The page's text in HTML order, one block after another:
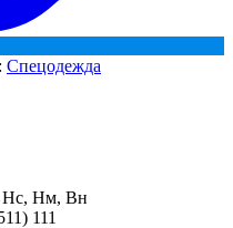
Спецодежда
Нс, Нм, Вн
111